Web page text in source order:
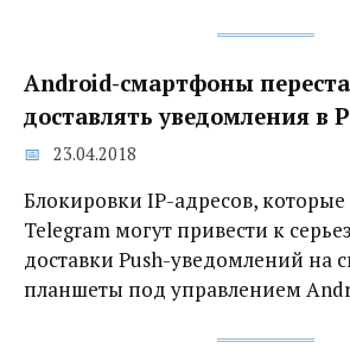
Android-смартфоны
доставлять уведомления в
23.04.2018
Блокировки IP-адресов, которые
Telegram могут привести к
доставки Push-уведомлений на
планшеты под управлением